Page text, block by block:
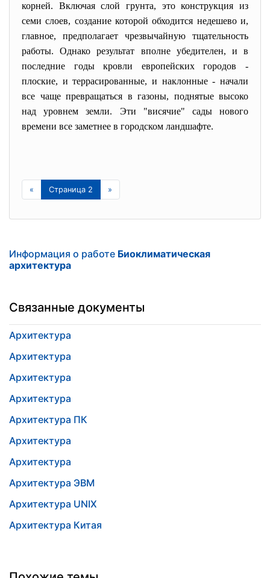
корней. Включая слой грунта, это конструкция из
семи слоев, создание которой обходится недешево и,
главное, предполагает чрезвычайную тщательность
работы. Однако результат вполне убедителен, и в
последние годы кровли европейских городов -
плоские, и террасированные, и наклонные - начали
все чаще превращаться в газоны, поднятые высоко
над уровнем земли. Эти "висячие" сады нового
времени все заметнее в городском ландшафте.
« Страница 2 »
Информация о работе Биоклиматическая
архитектура
Связанные документы
Архитектура
Архитектура
Архитектура
Архитектура
Архитектура ПК
Архитектура
Архитектура
Архитектура ЭВМ
Архитектура UNIX
Архитектура Китая